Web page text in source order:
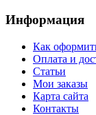
Информация
Как
Оплата и
Статьи
Мои заказы
Карта сайта
Контакты